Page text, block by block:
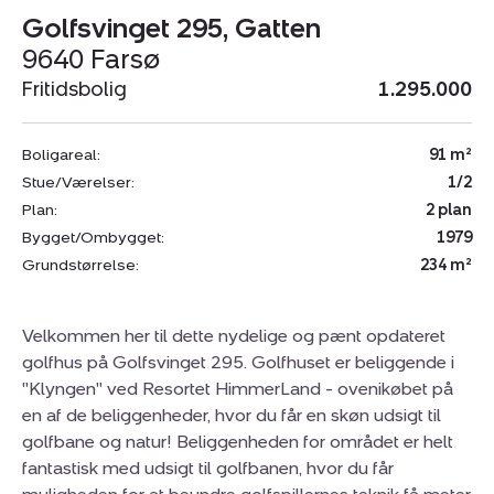
Golfsvinget 295, Gatten
9640 Farsø
Fritidsbolig 1.295.000
Boligareal:
91 m²
Stue/Værelser:
1/2
Plan:
2 plan
Bygget/Ombygget:
1979
Grundstørrelse:
234 m²
Velkommen her til dette nydelige og pænt opdateret
golfhus på Golfsvinget 295. Golfhuset er beliggende i
"Klyngen" ved Resortet HimmerLand - ovenikøbet på
en af de beliggenheder, hvor du får en skøn udsigt til
golfbane og natur! Beliggenheden for området er helt
fantastisk med udsigt til golfbanen, hvor du får